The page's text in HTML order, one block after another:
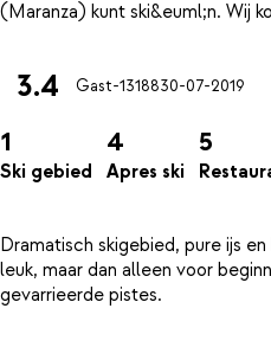
3.4 Gast-1318830-07-2019
1
Ski gebied
4
Apres ski
5
Dramatisch skigebied, pure ijs
leuk, maar dan alleen voor